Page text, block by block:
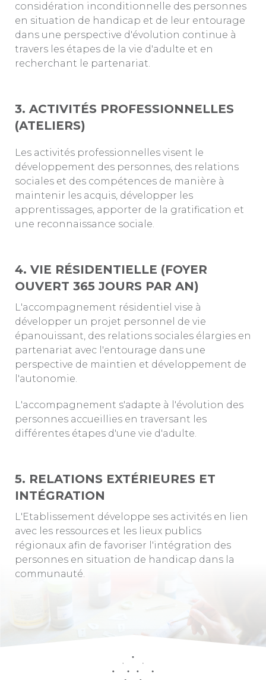
considération inconditionnelle des personnes
en situation de handicap et de leur entourage
dans une perspective d'évolution continue à
travers les étapes de la vie d'adulte et en
recherchant le partenariat.
3. ACTIVITÉS PROFESSIONNELLES
(ATELIERS)
Les activités professionnelles visent le
développement des personnes, des relations
sociales et des compétences de manière à
maintenir les acquis, développer les
apprentissages, apporter de la gratification et
une reconnaissance sociale.
4. VIE RÉSIDENTIELLE (FOYER
OUVERT 365 JOURS PAR AN)
L'accompagnement résidentiel vise à
développer un projet personnel de vie
épanouissant, des relations sociales élargies en
partenariat avec l'entourage dans une
perspective de maintien et développement de
l'autonomie.
L'accompagnement s'adapte à l'évolution des
personnes accueillies en traversant les
différentes étapes d'une vie d'adulte.
5. RELATIONS EXTÉRIEURES ET
INTÉGRATION
L'Etablissement développe ses activités en lien
avec les ressources et les lieux publics
régionaux afin de favoriser l'intégration des
personnes en situation de handicap dans la
communauté.